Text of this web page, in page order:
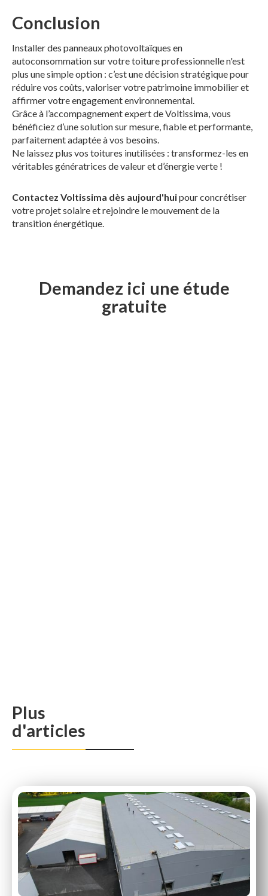
Conclusion
Installer des panneaux photovoltaïques en
autoconsommation sur votre toiture professionnelle n'est
plus une simple option : c’est une décision stratégique pour
réduire vos coûts, valoriser votre patrimoine immobilier et
affirmer votre engagement environnemental.
Grâce à l’accompagnement expert de Voltissima, vous
bénéficiez d’une solution sur mesure, fiable et performante,
parfaitement adaptée à vos besoins.
Ne laissez plus vos toitures inutilisées : transformez-les en
véritables génératrices de valeur et d’énergie verte !
Contactez Voltissima dès aujourd'huipour concrétiser
votre projet solaire et rejoindre le mouvement de la
transition énergétique.
Demandez ici une étude
gratuite
Plus
d'articles